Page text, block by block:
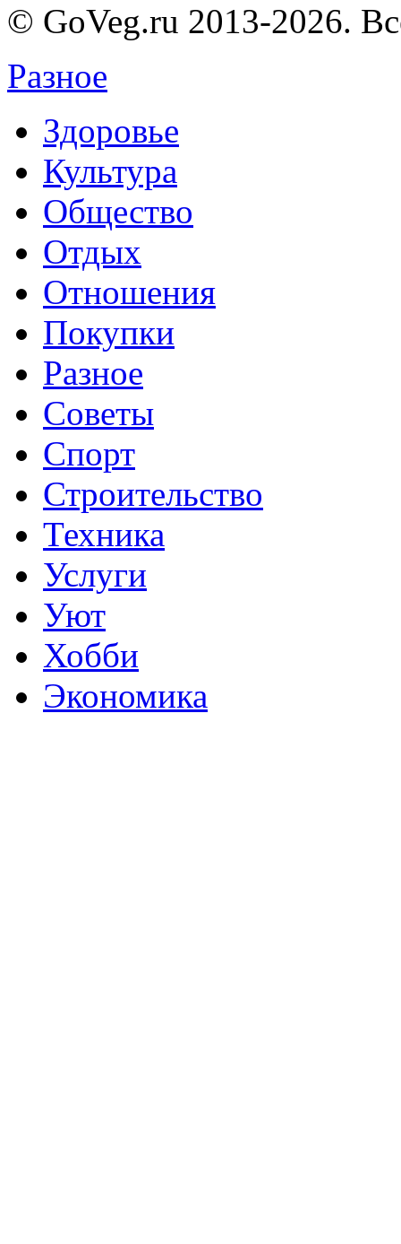
© GoVeg.ru 2013-2026.
Разное
Здоровье
Культура
Общество
Отдых
Отношения
Покупки
Разное
Советы
Спорт
Строительство
Техника
Услуги
Уют
Хобби
Экономика